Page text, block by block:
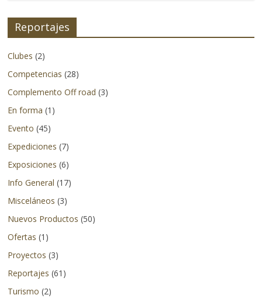
logrando
adentrarnos
en
países.
Reportajes
Clubes (2)
Competencias (28)
Complemento Off road (3)
En forma (1)
Evento (45)
Expediciones (7)
Exposiciones (6)
Info General (17)
Misceláneos (3)
Nuevos Productos (50)
Ofertas (1)
Proyectos (3)
Reportajes (61)
Turismo (2)